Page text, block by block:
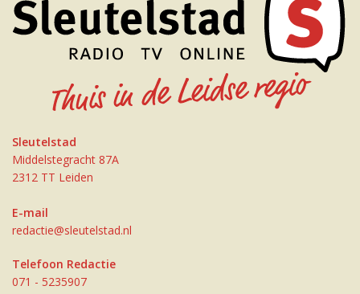
Sleutelstad
Middelstegracht 87A
2312 TT Leiden
E-mail
redactie@sleutelstad.nl
Telefoon Redactie
071 - 5235907